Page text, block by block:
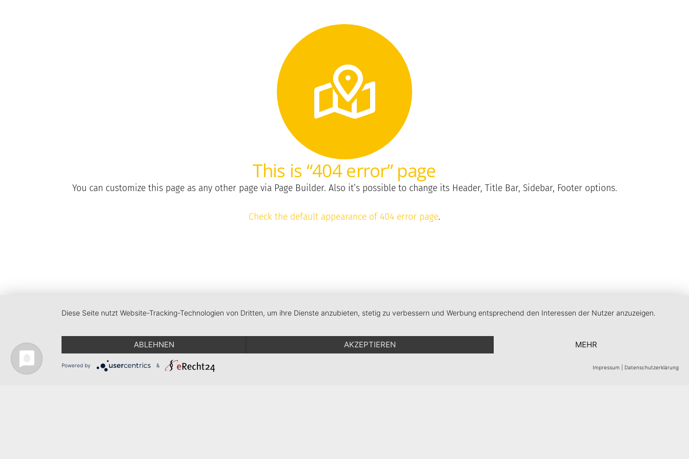
This is “404 error” page
You can customize this page as any other page via Page Builder. Also it’s possible to change its Header, Title Bar, Sidebar, Footer options.
Check the default appearance of 404 error page.
Diese Seite nutzt Website-Tracking-Technologien von Dritten, um ihre Dienste anzubieten, stetig zu verbessern und Werbung entsprechend den Interessen der Nutzer anzuzeigen.
ABLEHNEN AKZEPTIEREN MEHR
Powered by & Impressum Datenschutzerklärung